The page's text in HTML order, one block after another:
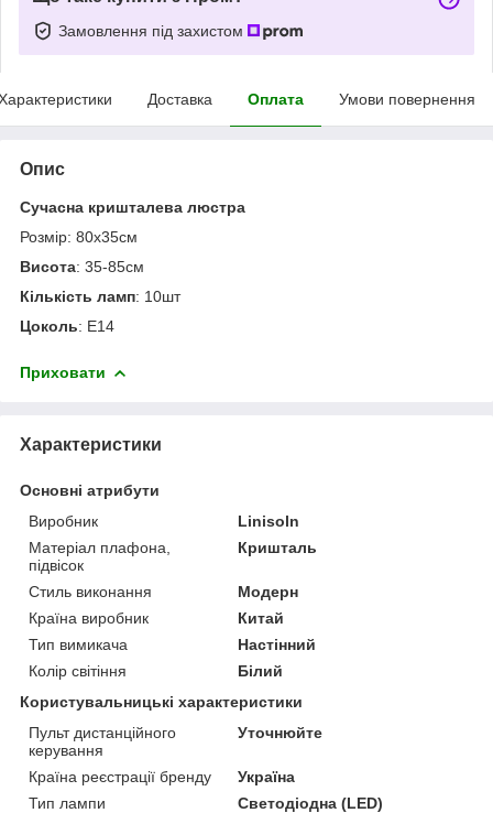
Замовлення під захистом
Доставка Оплата Умови повернення
Опис
Сучасна кришталева люстра
Розмір: 80х35см
Висота: 35-85см
Кількість ламп: 10шт
Цоколь: Е14
Приховати
Характеристики
Основні атрибути
Виробник
Linisoln
Матеріал плафона,
підвісок
Кришталь
Стиль виконання
Модерн
Країна виробник
Китай
Тип вимикача
Настінний
Колір світіння
Білий
Користувальницькі характеристики
Пульт дистанційного
керування
Уточнюйте
Країна реєстрації бренду
Україна
Тип лампи
Cветодіодна (LED)